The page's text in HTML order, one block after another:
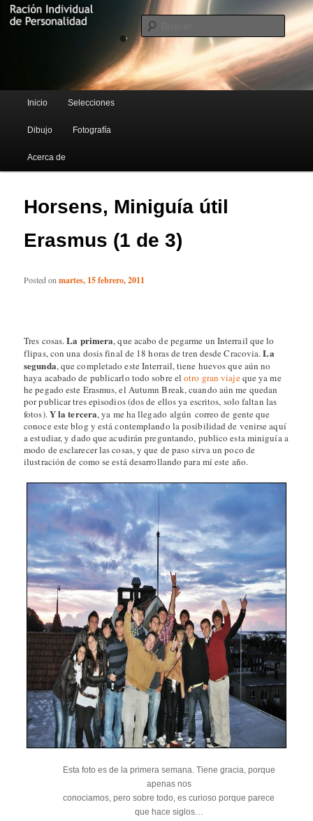
Ración Individual de Personalidad
Blog de Rufus Gefangenen
Buscar
Menú principal
Ir al contenido principal
Ir al contenido secundario
Inicio Selecciones
Dibujo Fotografía
Acerca de
Horsens, Miniguía útil
Erasmus (1 de 3)
Posted onmartes, 15 febrero, 2011
Tres cosas.La primera, que acabo de pegarme un Interrail que lo
flipas, con una dosis final de 18 horas de tren desde Cracovia.La
segunda, que completado este Interrail, tiene huevos que aún no
haya acabado de publicarlo todo sobre elotro gran viajeque ya me
he pegado este Erasmus, el Autumn Break, cuando aún me quedan
por publicar tres episodios (dos de ellos ya escritos, solo faltan las
fotos).Y la tercera, ya me ha llegado algún correo de gente que
conoce este blog y está contemplando la posibilidad de venirse aquí
a estudiar, y dado que acudirán preguntando, publico esta miniguía a
modo de esclarecer las cosas, y que de paso sirva un poco de
ilustración de como se está desarrollando para mí este año.
Esta foto es de la primera semana. Tiene gracia, porque
apenas nos
conociamos, pero sobre todo, es curioso porque parece
que hace siglos…